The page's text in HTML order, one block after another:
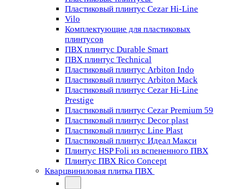
Пластиковый плинтус Cezar Hi-Line
Vilo
Комплектующие для пластиковых
плинтусов
ПВХ плинтус Durable Smart
ПВХ плинтус Technical
Пластиковый плинтус Arbiton Indo
Пластиковый плинтус Arbiton Mack
Пластиковый плинтус Cezar Hi-Line
Prestige
Пластиковый плинтус Cezar Premium 59
Пластиковый плинтус Decor plast
Пластиковый плинтус Line Plast
Пластиковый плинтус Идеал Макси
Плинтус HSP Foli из вспененного ПВХ
Плинтус ПВХ Rico Concept
Кварцвиниловая плитка ПВХ